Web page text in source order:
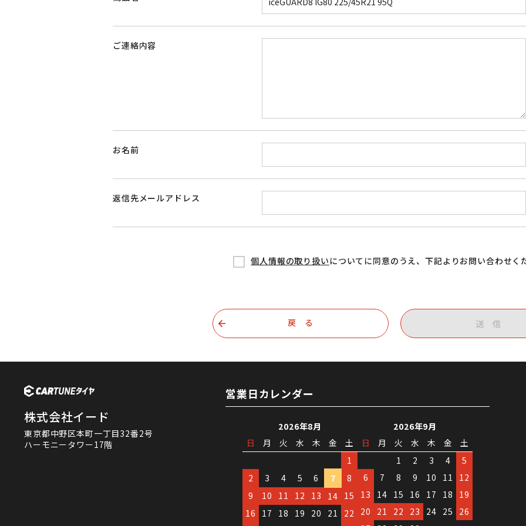
ご連絡内容
お名前
返信先メールアドレス
個人情報の取り扱いについてに同意のうえ、下記よりお問い合わせく
送 信
戻 る
株式会社イード
東京都中野区本町一丁目32番2号
ハーモニータワー17階
営業日カレンダー
2026年8月
日
月 火 水 木 金
土
1
2
3 4 5 6 7
8
9
10 11 12 13 14 15
16
17 18 19 20 21
22
2026年9月
日
月 火 水 木 金
土
1
2 3 4
5
6
7 8 9 10 11
12
13
14 15 16 17 18
19
20
21 22 23 24 25
26